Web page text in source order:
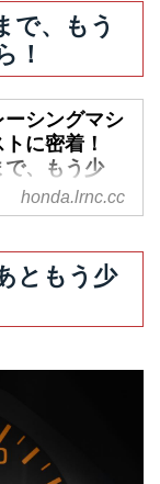
で、もう
！
シングマシ
に密着！
で、もう少
Little Honda
ンダ（リト
CR-Xとホンダ
のオドメータ
どこへ向かった
CR-Xを愛す
の走行距離は
のか…この連
魅力とともに
honda.lrnc.cc
ともう少